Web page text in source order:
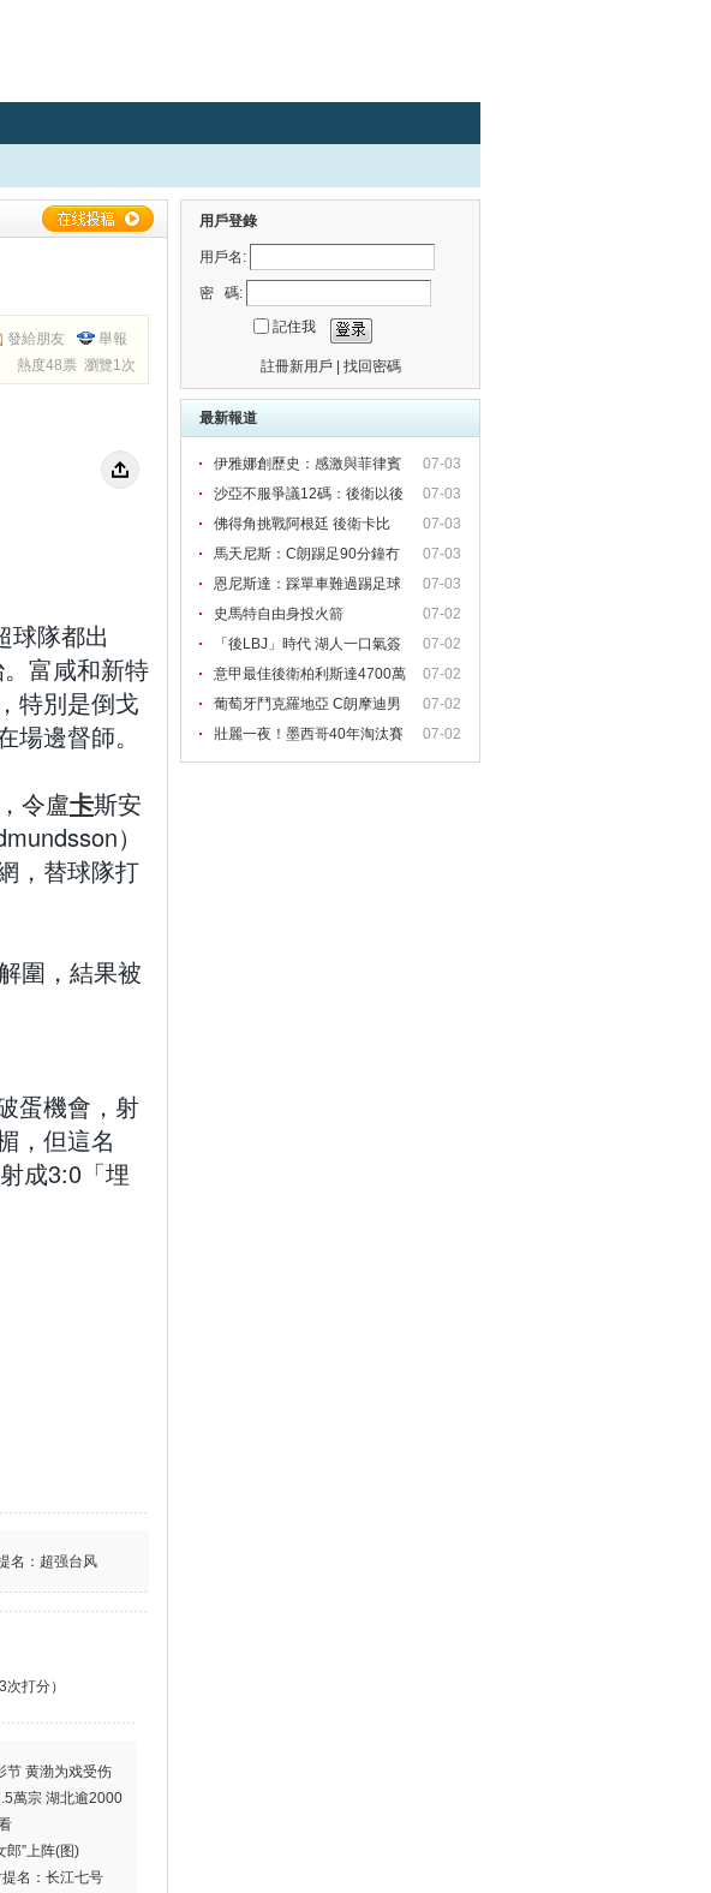
發給朋友 舉報
熱度48票 瀏覽1次
球隊都出
富咸和新特
特別是倒戈
邊督師。
令盧卡斯安
）
，替球隊打
圍，結果被
蛋機會，射
，但這名
成3:0「埋
名：超强台风
次打分）
节 黄渤为戏受伤
萬宗 湖北逾2000
郎”上阵(图)
名：长江七号
用戶登錄
用戶名:
密 碼:
記住我
註冊新用戶 找回密碼
最新報道
07-03
伊雅娜創歷史：感激與菲律賓
球
07-03
沙亞不服爭議12碼：後衛以後
唔
07-03
佛得角挑戰阿根廷 後衛卡比
07-03
馬天尼斯：C朗踢足90分鐘冇
問
07-03
恩尼斯達：踩單車難過踢足球
07-02
史馬特自由身投火箭
07-02
「後LBJ」時代 湖人一口氣簽
07-02
意甲最佳後衛柏利斯達4700萬
07-02
葡萄牙鬥克羅地亞 C朗摩迪男
07-02
壯麗一夜！墨西哥40年淘汰賽
首